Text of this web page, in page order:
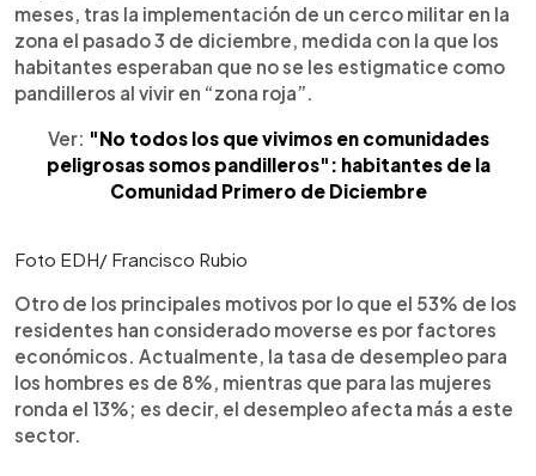
meses, tras la implementación de un cerco militar en la
zona el pasado 3 de diciembre, medida con la que los
habitantes esperaban que no se les estigmatice como
pandilleros al vivir en “zona roja”.
Ver: "No todos los que vivimos en comunidades
peligrosas somos pandilleros": habitantes de la
Comunidad Primero de Diciembre
Foto EDH/ Francisco Rubio
Otro de los principales motivos por lo que el 53% de los
residentes han considerado moverse es por factores
económicos. Actualmente, la tasa de desempleo para
los hombres es de 8%, mientras que para las mujeres
ronda el 13%; es decir, el desempleo afecta más a este
sector.